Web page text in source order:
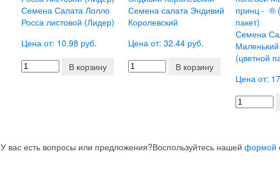
Семена Салата Лолло
Росса листовой (Лидер)
Цена от: 10.98 руб.
В корзину
Семена салата Эндивий
Королевский
Цена от: 32.44 руб.
В корзину
Семена
(цветной
Цена от:
У вас есть вопросы или предложения?Воспользуйтесь нашей формой